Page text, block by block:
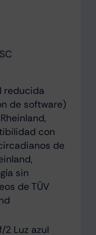
reducida
de software)
con
de
sin
de TÜV
2 Luz azul